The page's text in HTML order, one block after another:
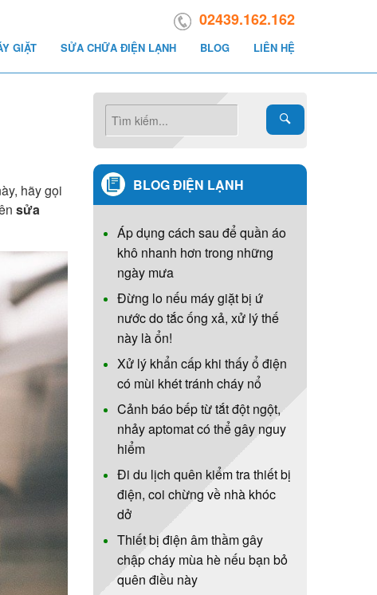
02439.162.162
GIẶT SỬA CHỮA ĐIỆN LẠNH BLOG LIÊN HỆ
hãy gọi
sửa
BLOG ĐIỆN LẠNH
Áp dụng cách sau để quần áo
khô nhanh hơn trong những
ngày mưa
Đừng lo nếu máy giặt bị ứ
nước do tắc ống xả, xử lý thế
này là ổn!
Xử lý khẩn cấp khi thấy ổ điện
có mùi khét tránh cháy nổ
Cảnh báo bếp từ tắt đột ngột,
nhảy aptomat có thể gây nguy
hiểm
Đi du lịch quên kiểm tra thiết bị
điện, coi chừng về nhà khóc
dở
Thiết bị điện âm thầm gây
chập cháy mùa hè nếu bạn bỏ
quên điều này